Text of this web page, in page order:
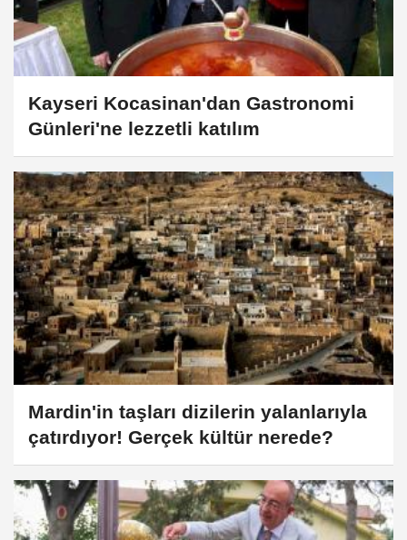
Kayseri Kocasinan'dan Gastronomi
Günleri'ne lezzetli katılım
Mardin'in taşları dizilerin yalanlarıyla
çatırdıyor! Gerçek kültür nerede?